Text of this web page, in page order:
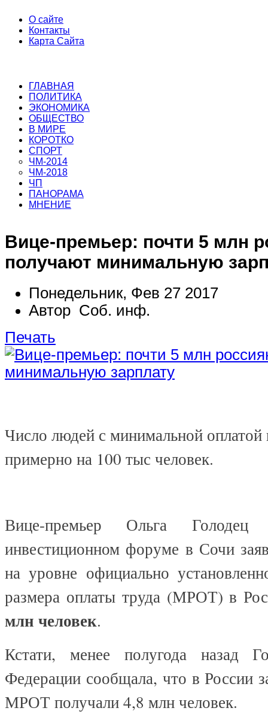
О сайте
Контакты
Карта Сайта
ГЛАВНАЯ
ПОЛИТИКА
ЭКОНОМИКА
ОБЩЕСТВО
В МИРЕ
КОРОТКО
СПОРТ
ЧМ-2014
ЧМ-2018
ЧП
ПАНОРАМА
МНЕНИЕ
Вице-премьер: почти 5 млн
получают минимальную
Понедельник, Фев 27 2017
Автор Соб. инф.
Печать
Число людей с минимальной
примерно на 100 тыс человек.
Вице-премьер Ольга Голодец
инвестиционном форуме в Сочи
на уровне официально
размера оплаты труда (МРОТ) в
млн человек.
Кстати, менее полугода назад
Федерации сообщала, что в России
МРОТ получали 4,8 млн человек.